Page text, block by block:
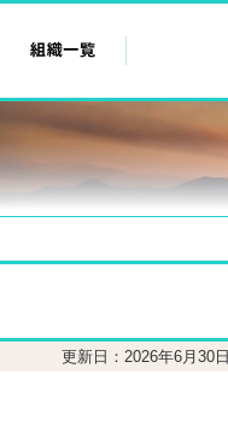
更新日：2026年6月30日